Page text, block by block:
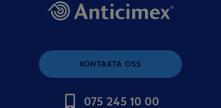
KONTAKTA OSS
075 245 10 00